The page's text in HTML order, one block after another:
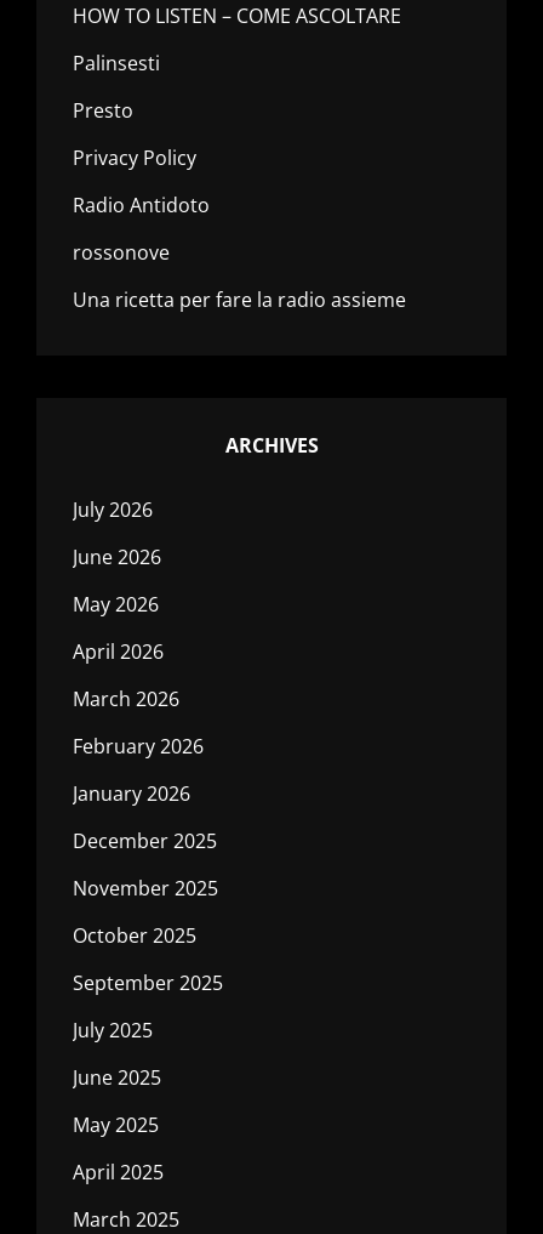
HOW TO LISTEN – COME ASCOLTARE
Palinsesti
Presto
Privacy Policy
Radio Antidoto
rossonove
Una ricetta per fare la radio assieme
ARCHIVES
July 2026
June 2026
May 2026
April 2026
March 2026
February 2026
January 2026
December 2025
November 2025
October 2025
September 2025
July 2025
June 2025
May 2025
April 2025
March 2025